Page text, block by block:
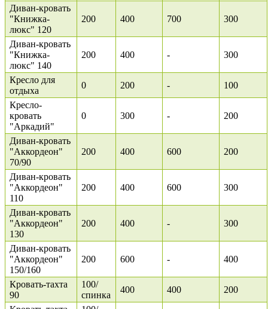
Диван-кровать
"Книжка-
люкс" 120
200 400 700 300
Диван-кровать
"Книжка-
люкс" 140
200 400 - 300
Кресло для
отдыха
0 200 -
100
Кресло-
кровать
"Аркадий"
0 300 - 200
Диван-кровать
"Аккордеон"
70/90
200 400 600 200
Диван-кровать
"Аккордеон"
110
200 400 600 300
Диван-кровать
"Аккордеон"
130
200 400 - 300
Диван-кровать
"Аккордеон"
150/160
200 600 - 400
Кровать-тахта
90
100/
спинка
400 400
200